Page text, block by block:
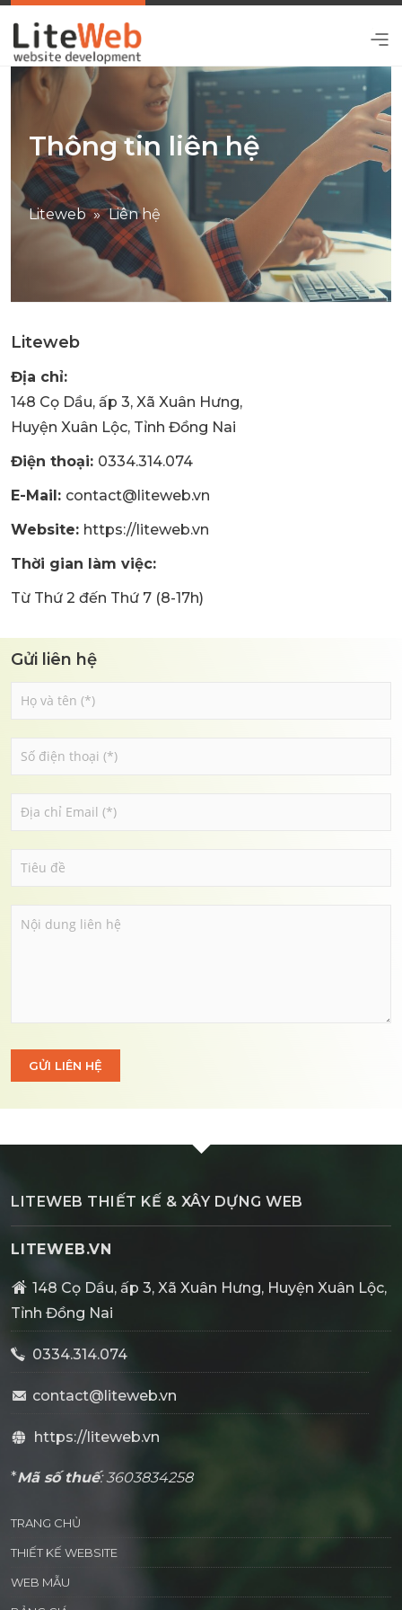
Thông tin liên hệ
Liteweb Liên hệ
Liteweb
Địa chỉ:
148 Cọ Dầu, ấp 3, Xã Xuân Hưng,
Huyện Xuân Lộc, Tỉnh Đồng Nai
Điện thoại: 0334.314.074
E-Mail: contact@liteweb.vn
Website: https://liteweb.vn
Thời gian làm việc:
Từ Thứ 2 đến Thứ 7 (8-17h)
Gửi liên hệ
GỬI LIÊN HỆ
LITEWEB THIẾT KẾ & XÂY DỰNG WEB
LITEWEB.VN
148 Cọ Dầu, ấp 3, Xã Xuân Hưng, Huyện Xuân Lộc,
Tỉnh Đồng Nai
0334.314.074
contact@liteweb.vn
https://liteweb.vn
*Mã số thuế: 3603834258
TRANG CHỦ
THIẾT KẾ WEBSITE
WEB MẪU